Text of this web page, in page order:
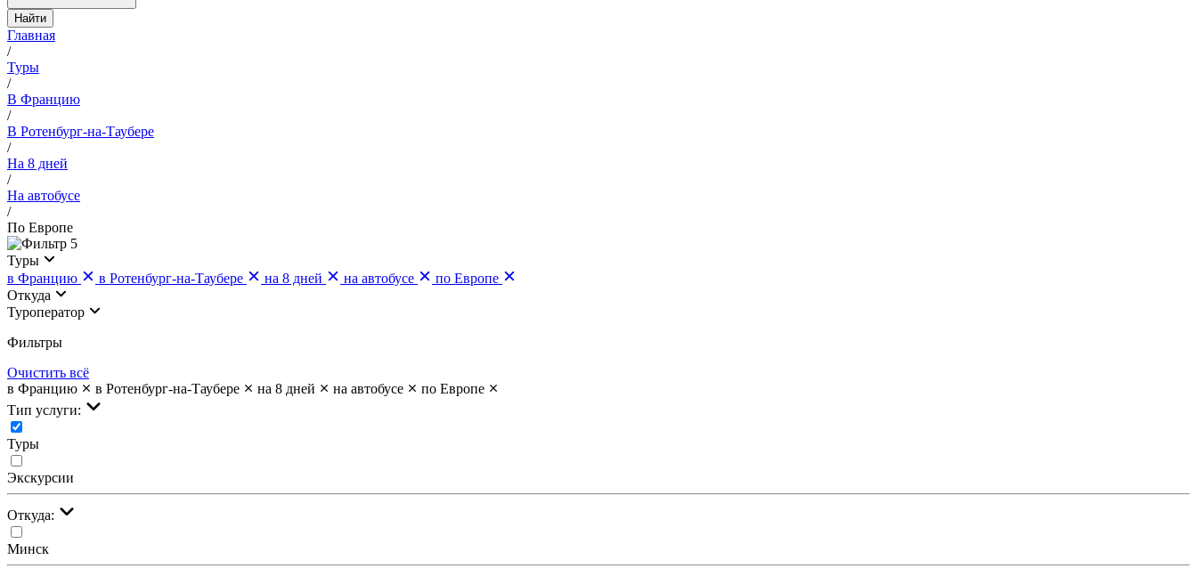
Найти
Главная
/
Туры
/
В Францию
/
В Ротенбург-на-Таубере
/
На 8 дней
/
На автобусе
/
По Европе
5
Туры
в Францию
в Ротенбург-на-Таубере на 8 дней на автобусе
по Европе
Откуда
Туроператор
Фильтры
Очистить всё
в Францию
в Ротенбург-на-Таубере на 8 дней на автобусе
по Европе
Тип услуги:
Туры
Экскурсии
Откуда:
Минск